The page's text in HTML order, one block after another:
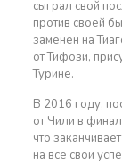
сыграл свой
против своей
заменен на
от Тифози,
Турине.
В 2016 году,
от Чили в
что
на все свои